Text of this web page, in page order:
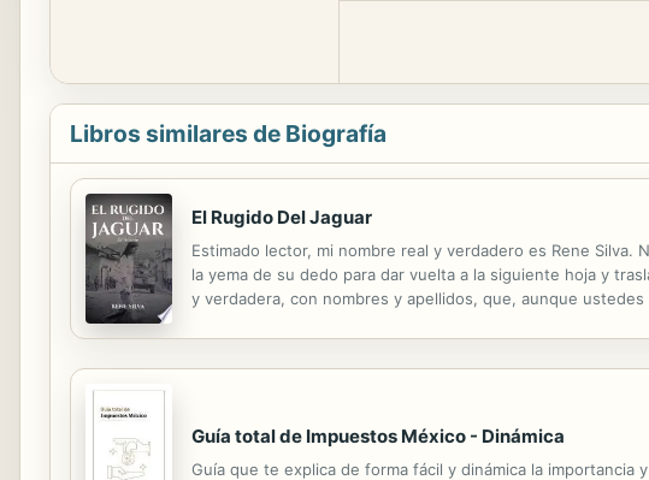
Libros similares de Biografía
El Rugido Del Jaguar
Estimado lector, mi nombre real y verdadero es Rene
la yema de su dedo para dar vuelta a la siguiente hoja y
y verdadera, con nombres y apellidos, que, aunque
Guía total de Impuestos México - Dinámica
Guía que te explica de forma fácil y dinámica la